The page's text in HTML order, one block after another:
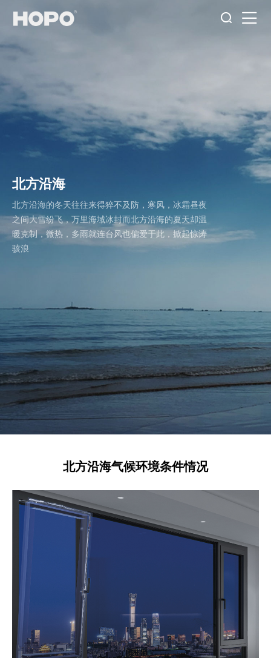
北方沿海
北方沿海的冬天往往来得猝不及防，寒风，冰霜昼夜
之间大雪纷飞，万里海域冰封而北方沿海的夏天却温
暖克制，微热，多雨就连台风也偏爱于此，掀起惊涛
骇浪
北方沿海气候环境条件情况